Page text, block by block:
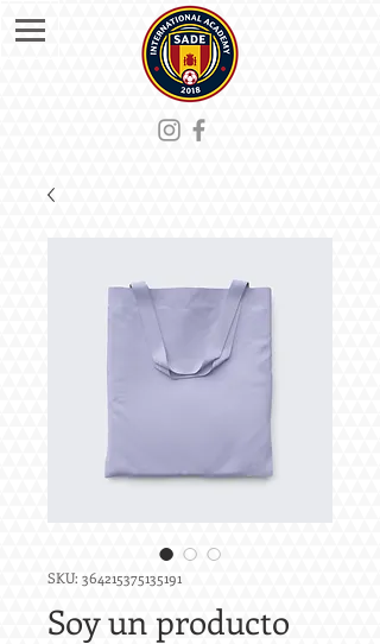
SKU: 364215375135191
Soy un producto